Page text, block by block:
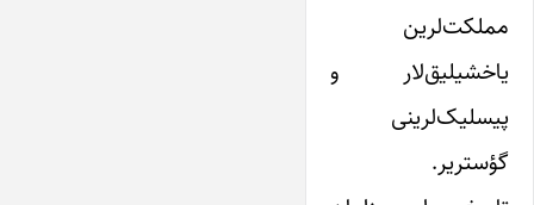
مملکت‌لرین
یاخشیلیق‌لار و
پیسلیک‌لرینی
گؤستریر.